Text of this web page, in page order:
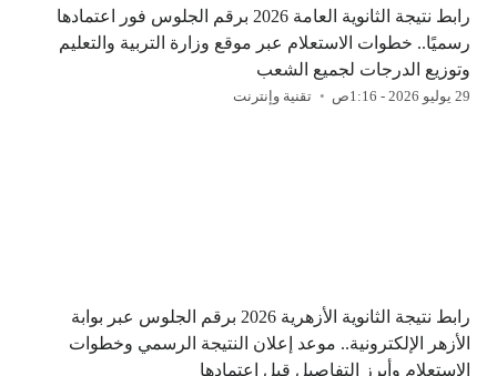
رابط نتيجة الثانوية العامة 2026 برقم الجلوس فور اعتمادها
رسميًا.. خطوات الاستعلام عبر موقع وزارة التربية والتعليم
وتوزيع الدرجات لجميع الشعب
29 يوليو 2026 - 1:16ص تقنية وإنترنت
رابط نتيجة الثانوية الأزهرية 2026 برقم الجلوس عبر بوابة
الأزهر الإلكترونية.. موعد إعلان النتيجة الرسمي وخطوات
الاستعلام وأبرز التفاصيل قبل اعتمادها